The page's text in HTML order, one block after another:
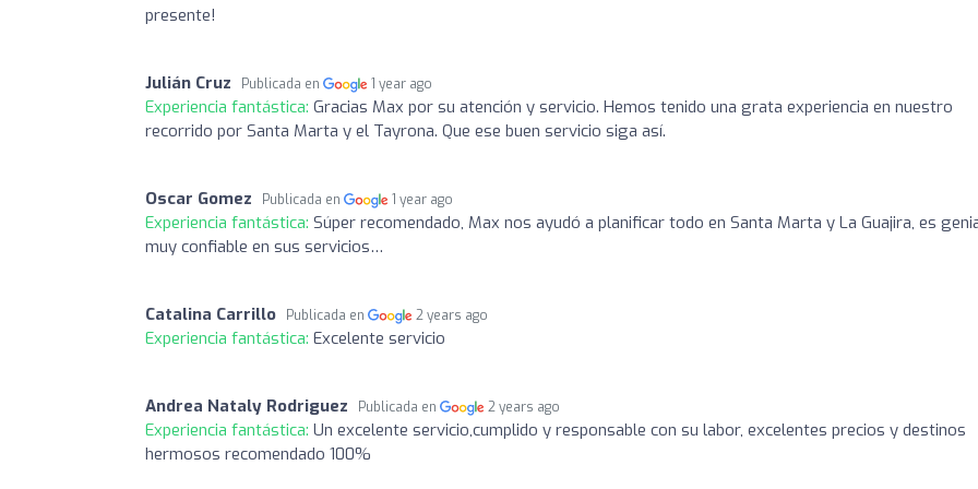
presente!
Julián Cruz Publicada en 1 year ago
Experiencia fantástica: Gracias Max por su atención y servicio. Hemos tenido una grata experiencia en nuestro
recorrido por Santa Marta y el Tayrona. Que ese buen servicio siga así.
Oscar Gomez Publicada en 1 year ago
Experiencia fantástica: Súper recomendado, Max nos ayudó a planificar todo en Santa Marta y La Guajira, es
muy confiable en sus servicios…
Catalina Carrillo Publicada en 2 years ago
Experiencia fantástica: Excelente servicio
Andrea Nataly Rodriguez Publicada en 2 years ago
Experiencia fantástica: Un excelente servicio,cumplido y responsable con su labor, excelentes precios y destinos
hermosos recomendado 100%